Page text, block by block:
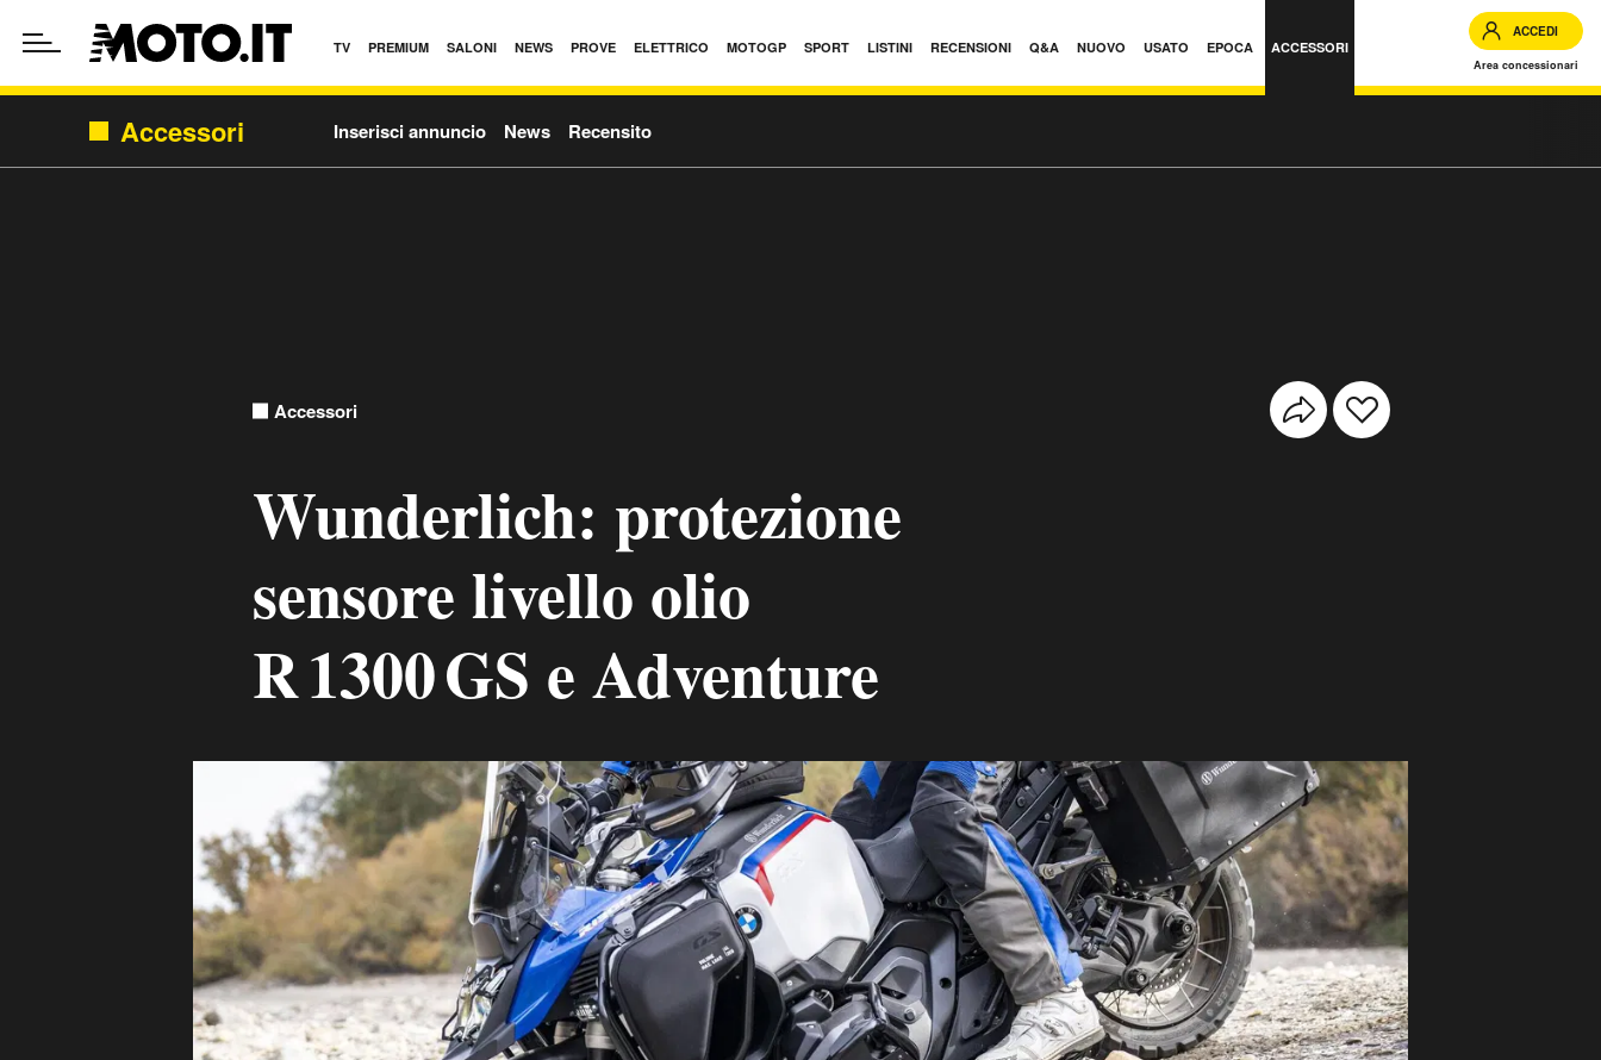
TV PREMIUM SALONI NEWS PROVE ELETTRICO MOTOGP SPORT LISTINI RECENSIONI Q&A NUOVO USATO EPOCA ACCESSORI
ACCEDI
Area concessionari
Accessori Inserisci annuncio News Recensito
Accessori
Wunderlich: protezione
sensore livello olio
R 1300 GS e Adventure